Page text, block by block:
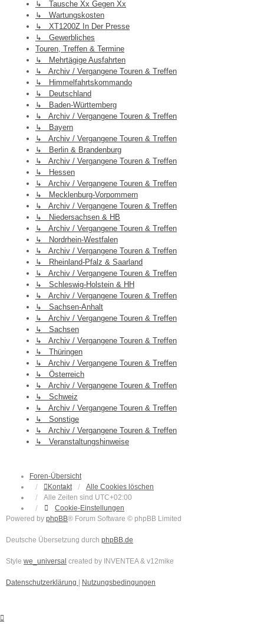
↳ Tausche Xx Gegen Xx
↳ Wartungskosten
↳ XT1200Z In Der Presse
↳ Gewerbliches
Touren, Treffen & Termine
↳ Mehrtägige Ausfahrten
↳ Archiv / Vergangene Touren & Treffen
↳ Himmelfahrtskommando
↳ Deutschland
↳ Baden-Württemberg
↳ Archiv / Vergangene Touren & Treffen
↳ Bayern
↳ Archiv / Vergangene Touren & Treffen
↳ Berlin & Brandenburg
↳ Archiv / Vergangene Touren & Treffen
↳ Hessen
↳ Archiv / Vergangene Touren & Treffen
↳ Mecklenburg-Vorpommern
↳ Archiv / Vergangene Touren & Treffen
↳ Niedersachsen & HB
↳ Archiv / Vergangene Touren & Treffen
↳ Nordrhein-Westfalen
↳ Archiv / Vergangene Touren & Treffen
↳ Rheinland-Pfalz & Saarland
↳ Archiv / Vergangene Touren & Treffen
↳ Schleswig-Holstein & HH
↳ Archiv / Vergangene Touren & Treffen
↳ Sachsen-Anhalt
↳ Archiv / Vergangene Touren & Treffen
↳ Sachsen
↳ Archiv / Vergangene Touren & Treffen
↳ Thüringen
↳ Archiv / Vergangene Touren & Treffen
↳ Österreich
↳ Archiv / Vergangene Touren & Treffen
↳ Schweiz
↳ Archiv / Vergangene Touren & Treffen
↳ Sonstige
↳ Archiv / Vergangene Touren & Treffen
↳ Veranstaltungshinweise
Foren-Übersicht
Kontakt
Alle Cookies löschen
Alle Zeiten sind UTC+02:00
Cookie-Einstellungen
Powered by phpBB® Forum Software © phpBB Limited
Deutsche Übersetzung durch phpBB.de
Style we_universal created by INVENTEA & v12mike
Datenschutzerklärung Nutzungsbedingungen